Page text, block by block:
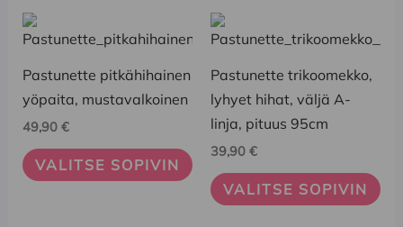
Pastunette pitkähihainen
yöpaita, mustavalkoinen
49,90 €
VALITSE SOPIVIN
Tällä
tuotteella
on
useampi
muunnelma.
Voit
tehdä
Pastunette trikoomekko,
lyhyet hihat, väljä A-
linja, pituus 95cm
39,90 €
VALITSE SOPIVIN
Tällä
tuotteella
on
useampi
muunnelma.
Voit
tehdä
valinnat